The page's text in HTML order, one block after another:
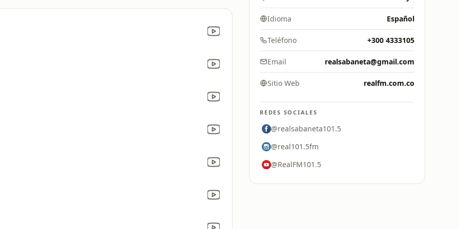
Idioma Español
Teléfono +300 4333105
Email realsabaneta@gmail.com
Sitio Web realfm.com.co
REDES SOCIALES
@realsabaneta101.5
@real101.5fm
@RealFM101.5